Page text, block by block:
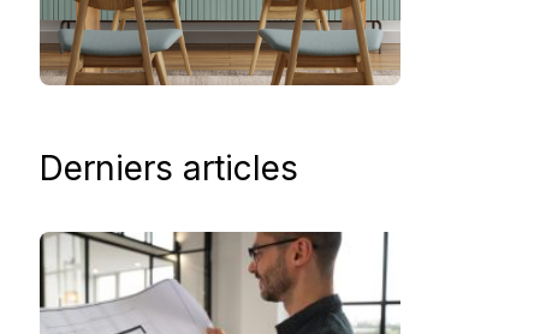
Derniers articles